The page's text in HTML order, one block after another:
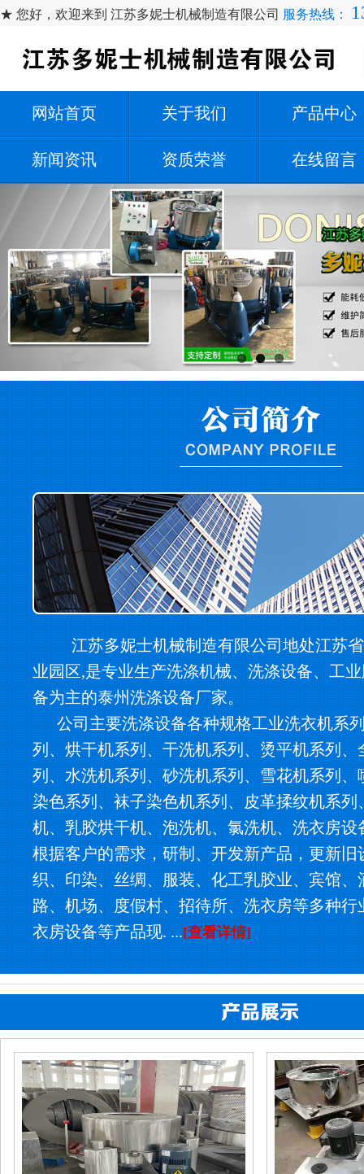
★ 您好，欢迎来到 江苏多妮士机械制造有限公司 服务热线：
网站首页 关于我们 产品中心
新闻资讯 资质荣誉 在线留言
江苏多妮士机械制造有限公司地处江苏
业园区,是专业生产洗涤机械、洗涤设备、工
备为主的泰州洗涤设备厂家。
公司主要洗涤设备各种规格工业洗衣机系
列、烘干机系列、干洗机系列、烫平机系列、
列、水洗机系列、砂洗机系列、雪花机系列、
染色系列、袜子染色机系列、皮革揉纹机系列
机、乳胶烘干机、泡洗机、氯洗机、洗衣房设
根据客户的需求，研制、开发新产品，更新旧
织、印染、丝绸、服装、化工乳胶业、宾馆、
路、机场、度假村、招待所、洗衣房等多种行
衣房设备等产品现. ...[查看详情]